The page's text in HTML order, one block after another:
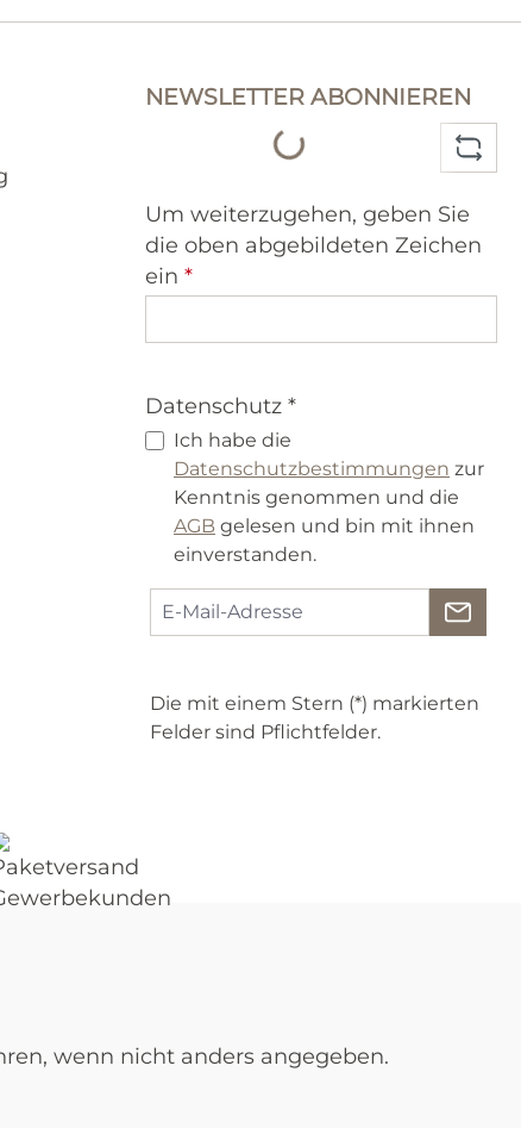
NEWSLETTER ABONNIEREN
Loading...
Um weiterzugehen, geben Sie
die oben abgebildeten Zeichen
ein *
Datenschutz *
Ich habe die
Datenschutzbestimmungen zur
Kenntnis genommen und die
AGB gelesen und bin mit ihnen
einverstanden.
Die mit einem Stern (*) markierten
Felder sind Pflichtfelder.
wenn nicht anders angegeben.